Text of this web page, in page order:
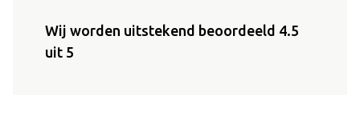
Wij worden uitstekend beoordeeld 4.5
uit 5